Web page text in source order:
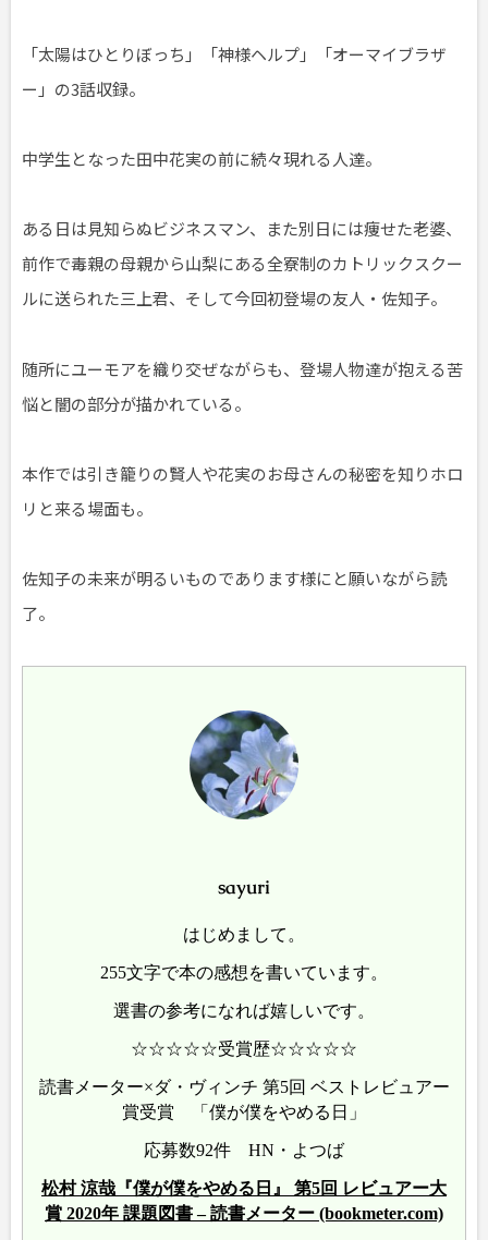
「太陽はひとりぼっち」「神様ヘルプ」「オーマイブラザ
ー」の3話収録。
中学生となった田中花実の前に続々現れる人達。
ある日は見知らぬビジネスマン、また別日には痩せた老婆、
前作で毒親の母親から山梨にある全寮制のカトリックスクー
ルに送られた三上君、そして今回初登場の友人・佐知子。
随所にユーモアを織り交ぜながらも、登場人物達が抱える苦
悩と闇の部分が描かれている。
本作では引き籠りの賢人や花実のお母さんの秘密を知りホロ
リと来る場面も。
佐知子の未来が明るいものであります様にと願いながら読
了。
sayuri
はじめまして。
255文字で本の感想を書いています。
選書の参考になれば嬉しいです。
☆☆☆☆☆受賞歴☆☆☆☆☆
読書メーター×ダ・ヴィンチ 第5回 ベストレビュアー
賞受賞 「僕が僕をやめる日」
応募数92件 HN・よつば
松村 涼哉『僕が僕をやめる日』 第5回 レビュアー大
賞 2020年 課題図書 – 読書メーター (bookmeter.com)